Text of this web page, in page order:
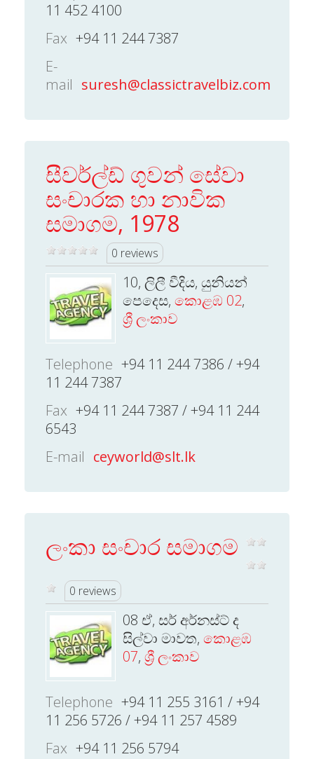
11 452 4100
Fax +94 11 244 7387
E-
mail suresh@classictravelbiz.com
සීවර්ල්ඩ් ගුවන් සේවා
සංචාරක හා නාවික
සමාගම, 1978
0 reviews
10, ලිලී වීදිය, යුනියන්
පෙදෙස, කොළඹ 02,
ශ්‍රී ලංකාව
Telephone +94 11 244 7386 / +94
11 244 7387
Fax +94 11 244 7387 / +94 11 244
6543
E-mail ceyworld@slt.lk
ලංකා සංචාර සමාගම
0 reviews
08 ඒ, සර් අර්නස්ට් ද
සිල්වා මාවත, කොළඹ
07, ශ්‍රී ලංකාව
Telephone +94 11 255 3161 / +94
11 256 5726 / +94 11 257 4589
Fax +94 11 256 5794